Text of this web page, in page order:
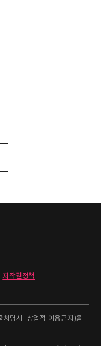
저작권정책
처명시+상업적 이용금지)을